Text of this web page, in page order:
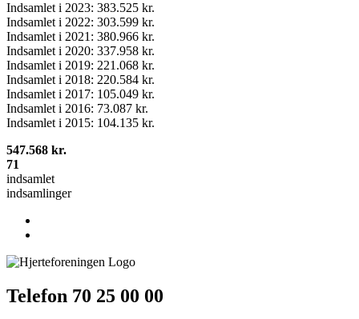
Indsamlet i 2023: 383.525 kr.
Indsamlet i 2022: 303.599 kr.
Indsamlet i 2021: 380.966 kr.
Indsamlet i 2020: 337.958 kr.
Indsamlet i 2019: 221.068 kr.
Indsamlet i 2018: 220.584 kr.
Indsamlet i 2017: 105.049 kr.
Indsamlet i 2016: 73.087 kr.
Indsamlet i 2015: 104.135 kr.
547.568 kr.
71
indsamlet
indsamlinger
Telefon 70 25 00 00